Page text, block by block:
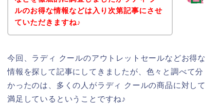
ルのお得な情報などは入り次第記事にさせ
ていただきますね♪
今回、ラディ クールのアウトレットセールなどお得な
情報を探して記事にしてきましたが、色々と調べて分
かったのは、多くの人がラディ クールの商品に対して
満足しているということですね♪